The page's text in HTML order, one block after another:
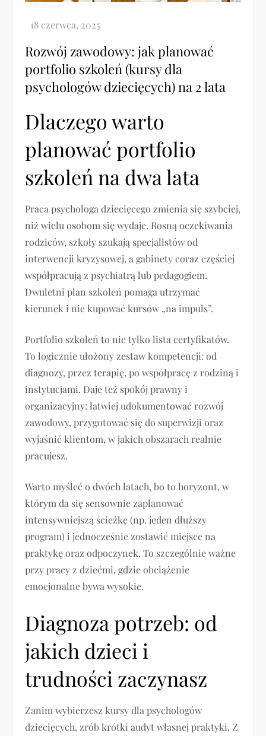
Rozwój zawodowy: jak planować
portfolio szkoleń (kursy dla
psychologów dziecięcych) na 2 lata
Dlaczego warto
planować portfolio
szkoleń na dwa lata
Praca psychologa dziecięcego zmienia się szybciej,
niż wielu osobom się wydaje. Rosną oczekiwania
rodziców, szkoły szukają specjalistów od
interwencji kryzysowej, a gabinety coraz częściej
współpracują z psychiatrą lub pedagogiem.
Dwuletni plan szkoleń pomaga utrzymać
kierunek i nie kupować kursów „na impuls”.
Portfolio szkoleń to nie tylko lista certyfikatów.
To logicznie ułożony zestaw kompetencji: od
diagnozy, przez terapię, po współpracę z rodziną i
instytucjami. Daje też spokój prawny i
organizacyjny: łatwiej udokumentować rozwój
zawodowy, przygotować się do superwizji oraz
wyjaśnić klientom, w jakich obszarach realnie
pracujesz.
Warto myśleć o dwóch latach, bo to horyzont, w
którym da się sensownie zaplanować
intensywniejszą ścieżkę (np. jeden dłuższy
program) i jednocześnie zostawić miejsce na
praktykę oraz odpoczynek. To szczególnie ważne
przy pracy z dziećmi, gdzie obciążenie
emocjonalne bywa wysokie.
Diagnoza potrzeb: od
jakich dzieci i
trudności zaczynasz
Zanim wybierzesz kursy dla psychologów
dziecięcych, zrób krótki audyt własnej praktyki. Z